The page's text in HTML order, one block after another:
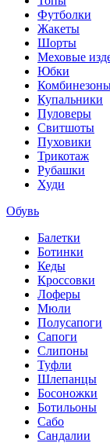
Футболки
Жакеты
Шорты
Меховые
Юбки
Купальники
Пуловеры
Свитшоты
Пуховики
Трикотаж
Рубашки
Худи
Обувь
Балетки
Ботинки
Кеды
Кроссовки
Лоферы
Мюли
Полусапоги
Сапоги
Слипоны
Туфли
Шлепанцы
Босоножки
Ботильоны
Сабо
Сандалии